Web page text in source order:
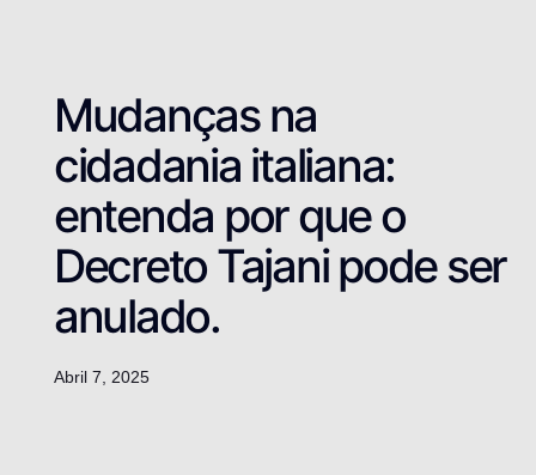
Mudanças na
cidadania italiana:
entenda por que o
Decreto Tajani pode ser
anulado.
Abril 7, 2025